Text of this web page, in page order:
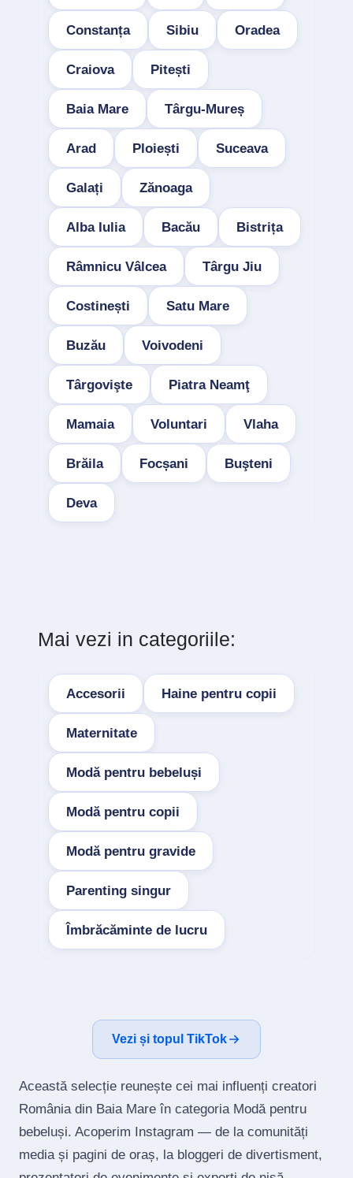
Constanța Sibiu Oradea
Craiova Pitești
Baia Mare Târgu-Mureș
Arad Ploiești Suceava
Galați Zănoaga
Alba Iulia Bacău Bistrița
Râmnicu Vâlcea Târgu Jiu
Costinești Satu Mare
Buzău Voivodeni
Târgovişte Piatra Neamţ
Mamaia Voluntari Vlaha
Brăila Focșani Buşteni
Deva
Mai vezi in categoriile:
Accesorii Haine pentru copii
Maternitate
Modă pentru bebeluși
Modă pentru copii
Modă pentru gravide
Parenting singur
Îmbrăcăminte de lucru
Vezi și topul TikTok
Această selecție reunește cei mai influenți creatori
România din Baia Mare în categoria Modă pentru
bebeluși. Acoperim Instagram — de la comunități
media și pagini de oraș, la bloggeri de divertisment,